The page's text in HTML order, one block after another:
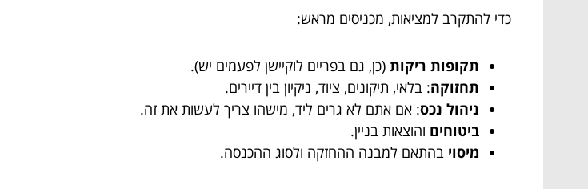
כדי להתקרב למציאות, מכניסים מראש:
תקופות ריקות (כן, גם בפריים לוקיישן לפעמים יש).
תחזוקה: בלאי, תיקונים, ציוד, ניקיון בין דיירים.
ניהול נכס: אם אתם לא גרים ליד, מישהו צריך לעשות את זה.
ביטוחים והוצאות בניין.
מיסוי בהתאם למבנה ההחזקה ולסוג ההכנסה.